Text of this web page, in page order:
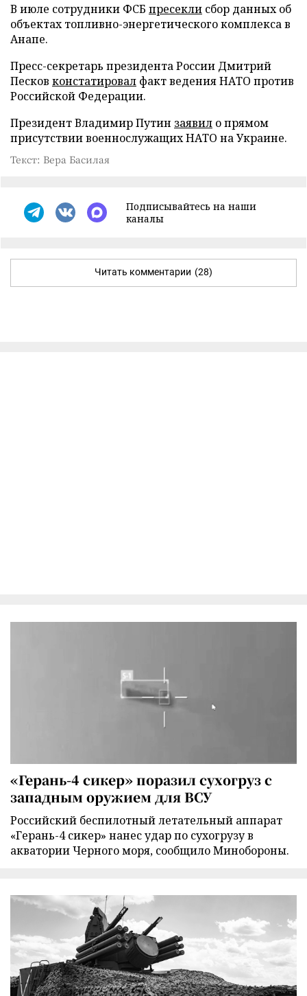
В июле сотрудники ФСБ пресекли сбор данных об
объектах топливно-энергетического комплекса в
Анапе.
Пресс-секретарь президента России Дмитрий
Песков констатировал факт ведения НАТО против
Российской Федерации.
Президент Владимир Путин заявил о прямом
присутствии военнослужащих НАТО на Украине.
Текст: Вера Басилая
Подписывайтесь на наши
каналы
Читать комментарии (28)
«Герань-4 сикер» поразил сухогруз с
западным оружием для ВСУ
Российский беспилотный летательный аппарат
«Герань-4 сикер» нанес удар по сухогрузу в
акватории Черного моря, сообщило Минобороны.